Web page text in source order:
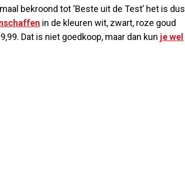
bekroond tot ‘Beste uit de Test’ het is dus
in de kleuren wit, zwart, roze goud
Dat is niet goedkoop, maar dan kun je wel